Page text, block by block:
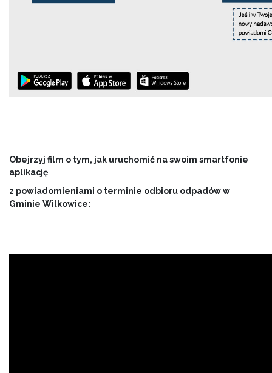
Obejrzyj film o tym, jak uruchomić na swoim smartfonie
aplikację
z powiadomieniami o terminie odbioru odpadów w
Gminie Wilkowice: